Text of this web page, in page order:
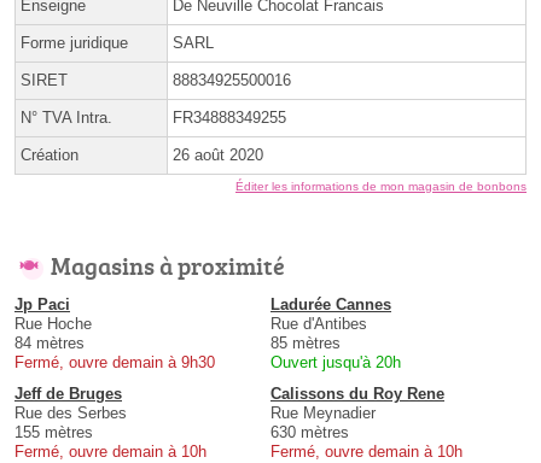
Enseigne De Neuville Chocolat Francais
Forme juridique SARL
SIRET 88834925500016
N° TVA Intra. FR34888349255
Création 26 août 2020
Éditer les informations de mon magasin de bonbons
Magasins à proximité
Jp Paci
Rue Hoche
84 mètres
Fermé, ouvre demain à 9h30
Ladurée Cannes
Rue d'Antibes
85 mètres
Ouvert jusqu'à 20h
Jeff de Bruges
Rue des Serbes
155 mètres
Fermé, ouvre demain à 10h
Calissons du Roy Rene
Rue Meynadier
630 mètres
Fermé, ouvre demain à 10h